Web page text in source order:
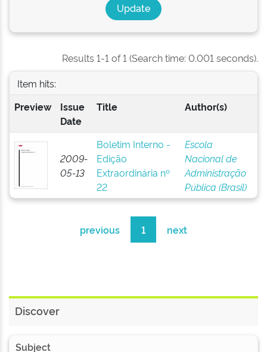
Results 1-1 of 1 (Search time: 0.001 seconds).
Item hits:
Preview
Issue
Date
Title Author(s)
2009-
05-13
Boletim Interno -
Edição
Extraordinária nº
22
Escola
Nacional de
Administração
Pública (Brasil)
previous 1 next
Discover
Subject